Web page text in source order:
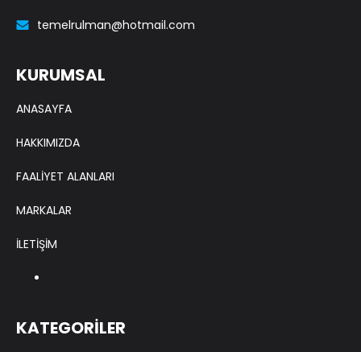
temelrulman@hotmail.com
KURUMSAL
ANASAYFA
HAKKIMIZDA
FAALİYET ALANLARI
MARKALAR
İLETİŞİM
KATEGORİLER